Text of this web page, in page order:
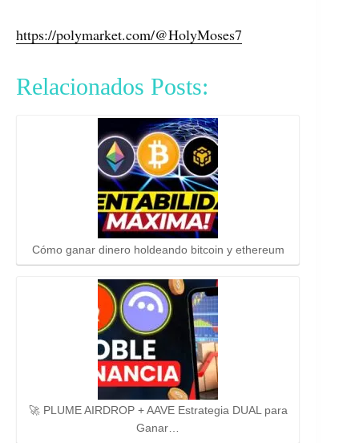
https://polymarket.com/@HolyMoses7
Relacionados Posts:
Cómo ganar dinero holdeando bitcoin y ethereum
🚀 PLUME AIRDROP + AAVE Estrategia DUAL para
Ganar…